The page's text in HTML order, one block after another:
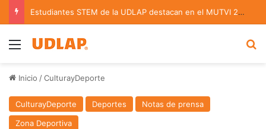
Estudiantes STEM de la UDLAP destacan en el MUTVI 2026
Menu
Inicio /CulturayDeporte
CulturayDeporte Deportes
Notas de prensa
Zona Deportiva